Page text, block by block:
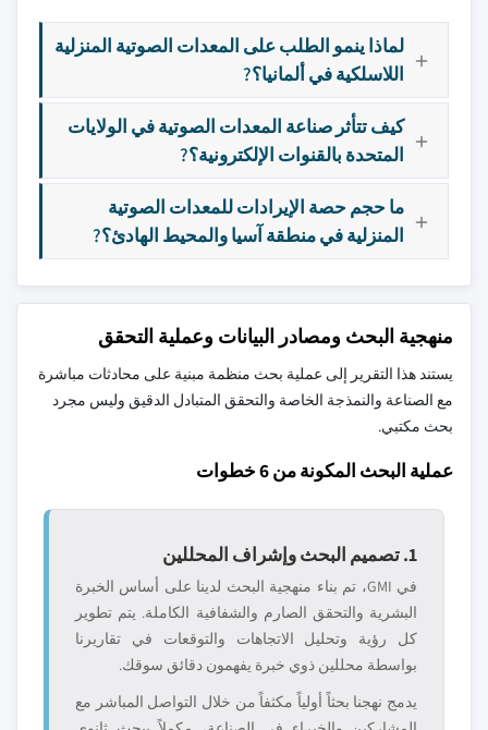
لماذا ينمو الطلب على المعدات الصوتية المنزلية
اللاسلكية في ألمانيا؟?
كيف تتأثر صناعة المعدات الصوتية في الولايات
المتحدة بالقنوات الإلكترونية؟?
ما حجم حصة الإيرادات للمعدات الصوتية
المنزلية في منطقة آسيا والمحيط الهادئ؟?
منهجية البحث ومصادر البيانات وعملية التحقق
يستند هذا التقرير إلى عملية بحث منظمة مبنية على محادثات مباشرة
مع الصناعة والنمذجة الخاصة والتحقق المتبادل الدقيق وليس مجرد
بحث مكتبي.
عملية البحث المكونة من 6 خطوات
1. تصميم البحث وإشراف المحللين
في GMI، تم بناء منهجية البحث لدينا على أساس الخبرة
البشرية والتحقق الصارم والشفافية الكاملة. يتم تطوير
كل رؤية وتحليل الاتجاهات والتوقعات في تقاريرنا
بواسطة محللين ذوي خبرة يفهمون دقائق سوقك.
يدمج نهجنا بحثاً أولياً مكثفاً من خلال التواصل المباشر مع